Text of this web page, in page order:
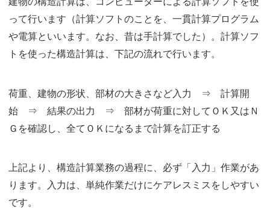
って行います（計算ソフトのことを、一貫計算プログラム
や電算といいます。なお、昔は手計算でした）。計算ソフ
トを使った構造計算は、下記の流れで行います。
荷重、建物の形状、部材の大きさなど入力 ⇒ 計算開
始 ⇒ 結果の出力 ⇒ 部材が荷重に対してＯＫ又はＮ
Ｇを確認し、全てＯＫになるまで計算を訂正する
上記より、構造計算業務の過程に、必ず「入力」作業があ
ります。入力は、単純作業だけにケアレスミスをしやすい
です。